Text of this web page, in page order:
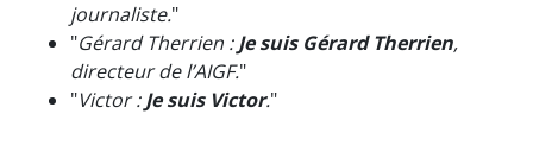
journaliste."
"Gérard Therrien :Je suis Gérard Therrien,
directeur de l’AIGF."
"Victor :Je suis Victor."